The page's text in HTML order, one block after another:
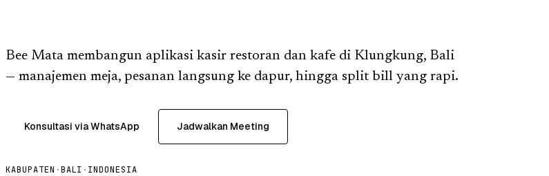
Bee Mata membangun aplikasi kasir restoran dan kafe di Klungkung, Bali
— manajemen meja, pesanan langsung ke dapur, hingga split bill yang rapi.
Konsultasi via WhatsApp Jadwalkan Meeting
KABUPATEN ·BALI · INDONESIA